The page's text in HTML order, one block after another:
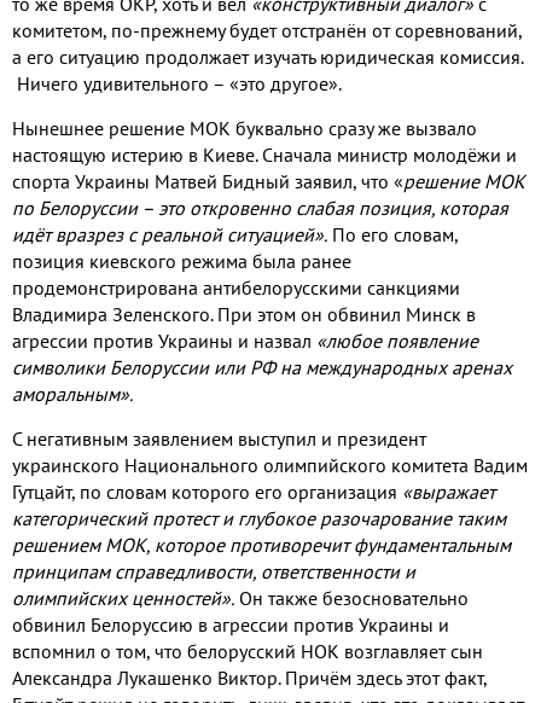
комитетом, по-прежнему будет отстранён от соревнований,
а его ситуацию продолжает изучать юридическая комиссия.
Ничего удивительного – «это другое».
Нынешнее решение МОК буквально сразу же вызвало
настоящую истерию в Киеве. Сначала министр молодёжи и
спорта Украины Матвей Бидный заявил, что «решение МОК
по Белоруссии – это откровенно слабая позиция, которая
идёт вразрез с реальной ситуацией». По его словам,
позиция киевского режима была ранее
продемонстрирована антибелорусскими санкциями
Владимира Зеленского. При этом он обвинил Минск в
агрессии против Украины и назвал «любое появление
символики Белоруссии или РФ на международных аренах
аморальным».
С негативным заявлением выступил и президент
украинского Национального олимпийского комитета Вадим
Гутцайт, по словам которого его организация «выражает
категорический протест и глубокое разочарование таким
решением МОК, которое противоречит фундаментальным
принципам справедливости, ответственности и
олимпийских ценностей». Он также безосновательно
обвинил Белоруссию в агрессии против Украины и
вспомнил о том, что белорусский НОК возглавляет сын
Александра Лукашенко Виктор. Причём здесь этот факт,